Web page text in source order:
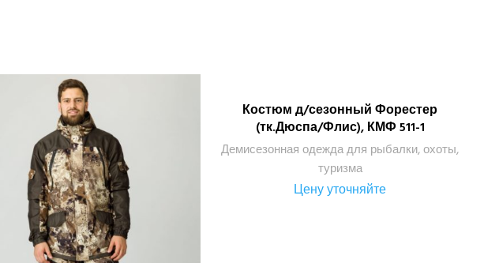
ПОДРОБНЕЕ
Костюм д/сезонный Форестер
(тк.Дюспа/Флис), КМФ 511-1
Демисезонная одежда для рыбалки, охоты,
туризма
Цену уточняйте